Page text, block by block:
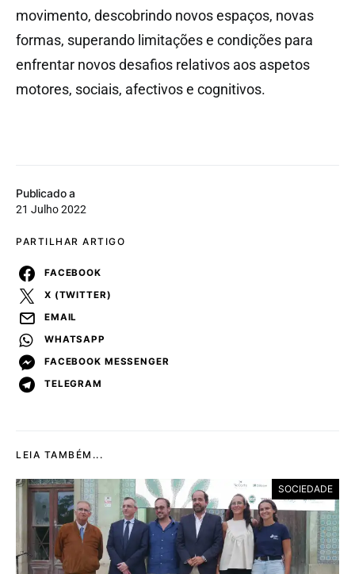
Publicado a
21 Julho 2022
PARTILHAR ARTIGO
FACEBOOK
X (TWITTER)
EMAIL
WHATSAPP
FACEBOOK MESSENGER
TELEGRAM
movimento, descobrindo novos espaços, novas
formas, superando limitações e condições para
enfrentar novos desafios relativos aos aspetos
motores, sociais, afectivos e cognitivos.
LEIA TAMBÉM...
SOCIEDADE